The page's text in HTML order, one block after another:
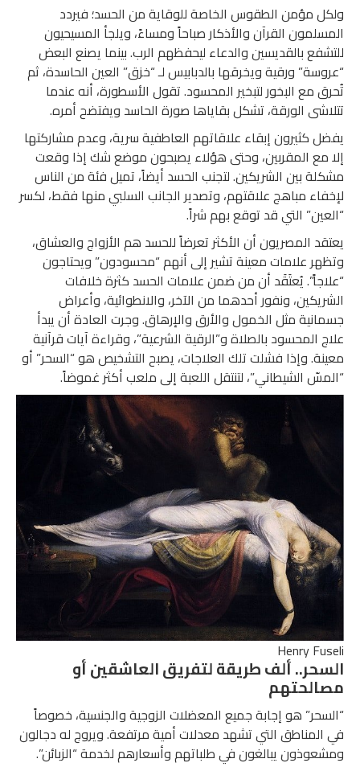
ولكل مؤمن الطقوس الخاصة للوقاية من الحسد؛ فيردد
المسلمون القرآن والأذكار صباحاً ومساءً، ويلجأ المسيحيون
للتشفع بالقديسين والدعاء ليحفظهم الرب. بينما يصنع البعض
“عروسة” ورقية ويخرقها بالدبابيس لـ “خزق” العين الحاسدة، ثم
تُحرق مع البخور لتبخير المحسود. تقول الأسطورة، أنه عندما
تتلاشى الورقة، تشكل بقاياها صورة الحاسد ويفتضح أمره.
يفضل كثيرون إبقاء علاقاتهم العاطفية سرية، وعدم مشاركتها
إلا مع المقربين، وحتى هؤلاء يصبحون موضع شك إذا وقعت
مشكلة بين الشريكين. لتجنب الحسد أيضاً، تميل فئة من الناس
لإخفاء مباهج علاقتهم، وتصدير الجانب السلبي منها فقط، لكسر
“العين” التي قد توقع بهم شراً.
يعتقد المصريون أن الأكثر تعرضاً للحسد هم الأزواج والعشاق،
وتظهر علامات معينة تشير إلى أنهم “محسودون” ويحتاجون
“علاجاً”. يُعتَقَد أن من ضمن علامات الحسد كثرة خلافات
الشريكين، ونفور أحدهما من الآخر، والانطوائية، وأعراض
جسمانية مثل الخمول والأرق والإرهاق. وجرت العادة أن يبدأ
علاج المحسود بالصلاة و”الرقية الشرعية”، وقراءة آيات قرآنية
معينة. وإذا فشلت تلك العلاجات، يصبح التشخيص هو “السحر” أو
“المسّ الشيطاني”، لتنتقل اللعبة إلى ملعب أكثر غموضاً.
Henry Fuseli
السحر.. ألف طريقة لتفريق العاشقين أو
مصالحتهم
“السحر” هو إجابة جميع المعضلات الزوجية والجنسية، خصوصاً
في المناطق التي تشهد معدلات أمية مرتفعة. ويروج له دجالون
ومشعوذون يبالغون في طلباتهم وأسعارهم لخدمة “الزبائن”.